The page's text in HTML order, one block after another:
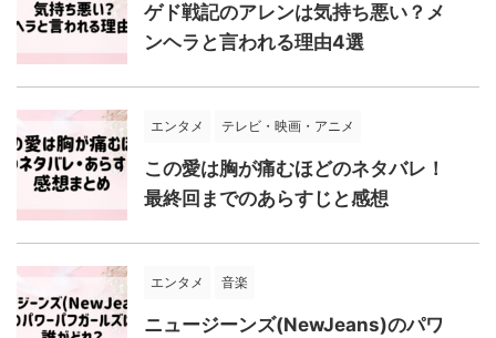
ゲド戦記のアレンは気持ち悪い？メ
ンヘラと言われる理由4選
エンタメ テレビ・映画・アニメ
この愛は胸が痛むほどのネタバレ！
最終回までのあらすじと感想
エンタメ 音楽
ニュージーンズ(NewJeans)のパワ